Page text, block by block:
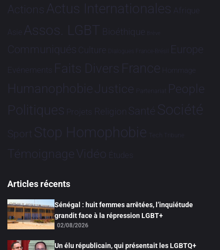
Actions Actus Internationales Afrique
Asie Assos. LGBT Bioéthique Brève
Communiqués Culture Dialogues France-Brésil Europe
Evénements Faits Divers France Hommage
HumanophobieJustice Partenariat People
Politiques Projets Religion Santé Société
Sport Stop Homophobie Tech Tribune
TémoignageVidéo Études
Articles récents
Sénégal : huit femmes arrêtées, l’inquiétude
grandit face à la répression LGBT+
02/08/2026
Un élu républicain, qui présentait les LGBTQ+